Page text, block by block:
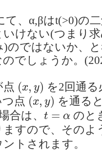
て、α,βはt(>0)の
けない(つまり
)のではないか、
でしょうか。
点 (x, y)
( )
を2回通
点 (x, y)
(x,y ) を通る
合は、t = α
t=α
のと
ますので、そのよ
トされます。